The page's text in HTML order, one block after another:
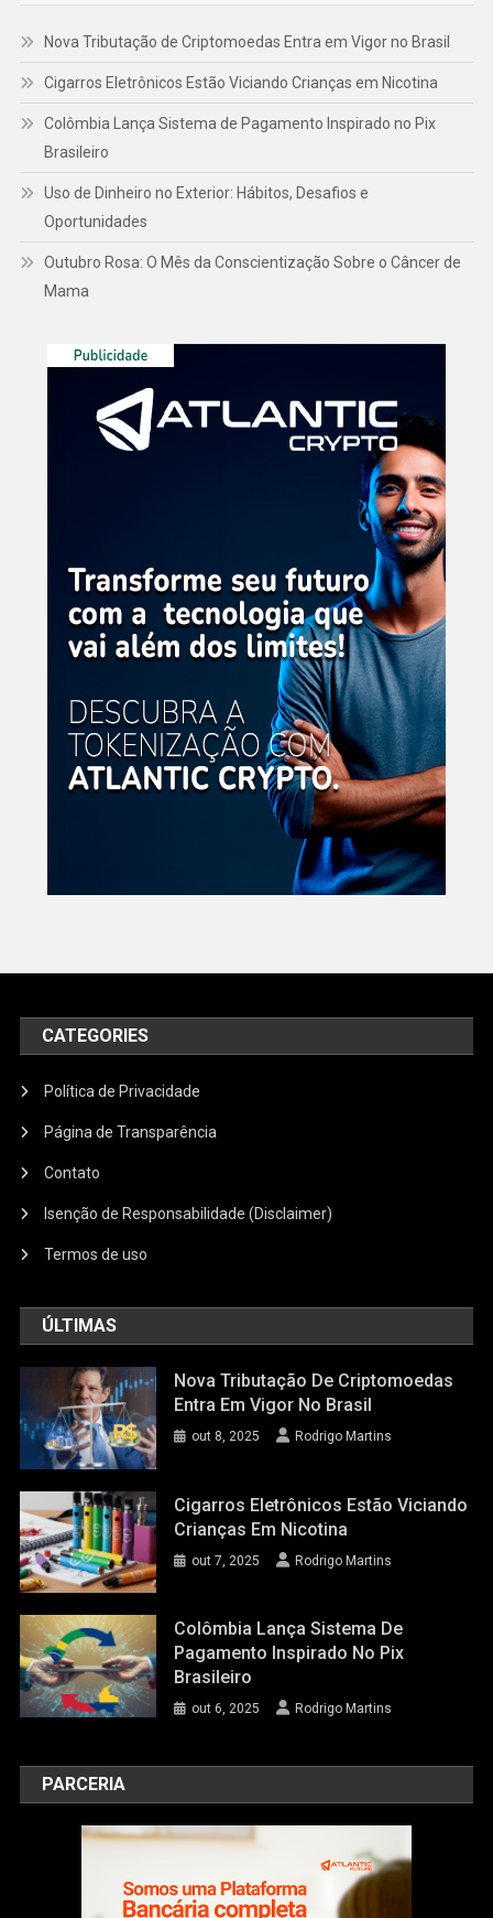
Nova Tributação de Criptomoedas Entra em Vigor no Brasil
Cigarros Eletrônicos Estão Viciando Crianças em Nicotina
Colômbia Lança Sistema de Pagamento Inspirado no Pix
Brasileiro
Uso de Dinheiro no Exterior: Hábitos, Desafios e
Oportunidades
Outubro Rosa: O Mês da Conscientização Sobre o Câncer de
Mama
CATEGORIES
Política de Privacidade
Página de Transparência
Contato
Isenção de Responsabilidade (Disclaimer)
Termos de uso
ÚLTIMAS
Nova Tributação De Criptomoedas
Entra Em Vigor No Brasil
out 8, 2025 Rodrigo Martins
Cigarros Eletrônicos Estão Viciando
Crianças Em Nicotina
out 7, 2025 Rodrigo Martins
Colômbia Lança Sistema De
Pagamento Inspirado No Pix
Brasileiro
out 6, 2025 Rodrigo Martins
PARCERIA